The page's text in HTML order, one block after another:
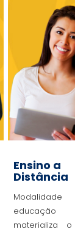
Ensino a
Distância
materializa o